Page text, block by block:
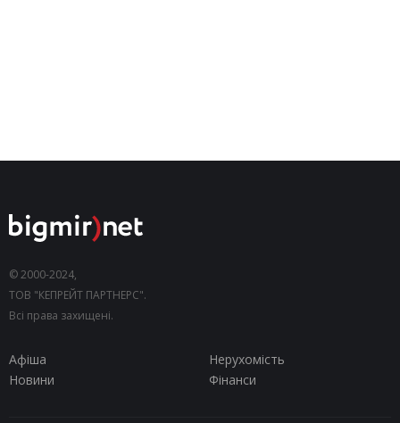
© 2000-2024,
ТОВ "КЕПРЕЙТ ПАРТНЕРС".
Всі права захищені.
Афіша
Нерухомість
Новини
Фінанси